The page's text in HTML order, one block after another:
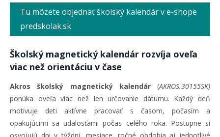
Tu môzete objednať školský kalendár v e-shope
predskolak.sk
Školský magnetický kalendár rozvíja oveľa
viac než orientáciu v čase
Akros školský magnetický kalendár (AKROS.30155SK)
ponúka oveľa viac než len určovanie dátumu. Každý deň
motivuje deti aktívne pracovať s časom, počasím a
opakujúcimi sa udalosťami počas celého roka. Postupne si